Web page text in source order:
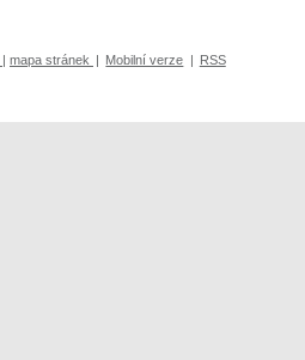
| mapa stránek | Mobilní verze | RSS